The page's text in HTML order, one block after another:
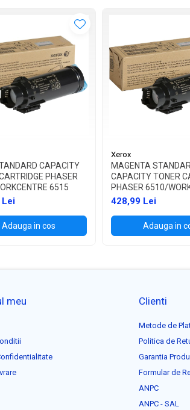
CAPACITY
PHASER
6515
Lei
Adauga in cos
Xerox
MAGENTA
CAPACITY TONER
PHASER 6510/
6515
428,99 Lei
Adauga in
meu Clienti
Metode de
Politica de
Garantia
Formular de
ANPC
ANPC - SAL